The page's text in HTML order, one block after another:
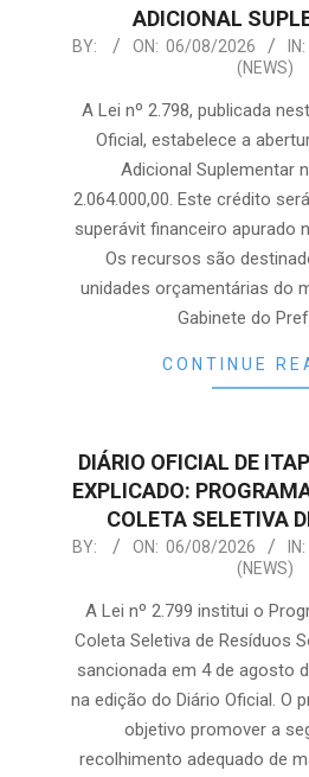
ADICIONAL
2026-
06
BY: ON: 06/08/2026 IN:
(NEWS)
A Lei nº 2.798, publicada
Oficial, estabelece a
Adicional Suplementar
2.064.000,00. Este crédito
superávit financeiro apurado
Os recursos são
unidades orçamentárias do
Gabinete do
CONTINUE
DIÁRIO OFICIAL DE
EXPLICADO:
COLETA SELETIVA
2026-
06
BY: ON: 06/08/2026 IN:
(NEWS)
A Lei nº 2.799 institui o
Coleta Seletiva de Resíduos
sancionada em 4 de agosto
na edição do Diário Oficial. O
objetivo promover a
recolhimento adequado de